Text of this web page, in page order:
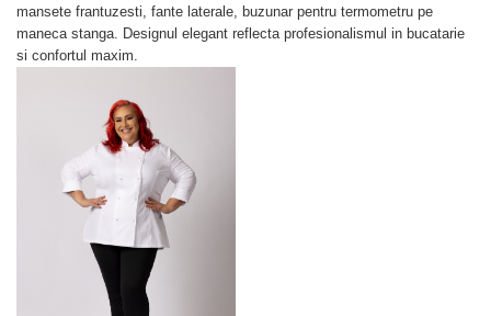
mansete frantuzesti, fante laterale, buzunar pentru termometru pe
maneca stanga. Designul elegant reflecta profesionalismul in bucatarie
si confortul maxim.